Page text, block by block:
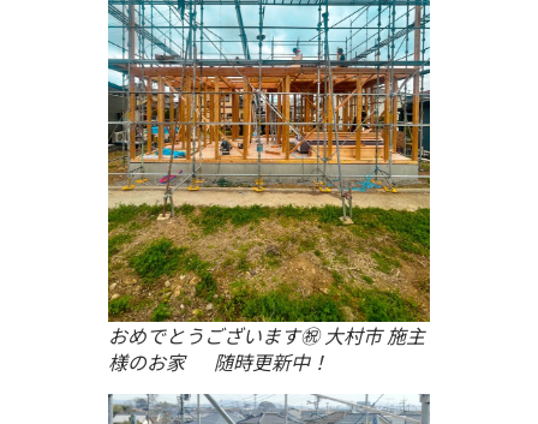
おめでとうございます㊗ 大村市 施主
様のお家 随時更新中！